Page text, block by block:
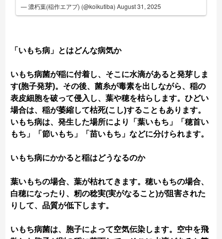
— 濃朽葉(稲作エアプ) (@koikutiba)August 31, 2025
「いもち病」とはどんな病気か
いもち病菌が稲に付着し、そこに水滴があると発芽しま
す(胞子発芽)。その後、菌糸が毒素を出しながら、稲の
表皮細胞を破って侵入し、葉や穂を枯らします。ひどい
場合は、稲が萎縮して枯死(こし)することもあります。
いもち病は、発生した場所により「葉いもち」「穂首い
もち」「節いもち」「苗いもち」などに分けられます。
いもち病にかかると稲はどうなるのか
葉いもちの場合、葉が枯れてきます。穂いもちの場合、
白穂になったり、籾の稔実(実がなること)が阻害された
りして、品質が低下します。
いもち病菌は、胞子によって空気伝染します。空中を飛